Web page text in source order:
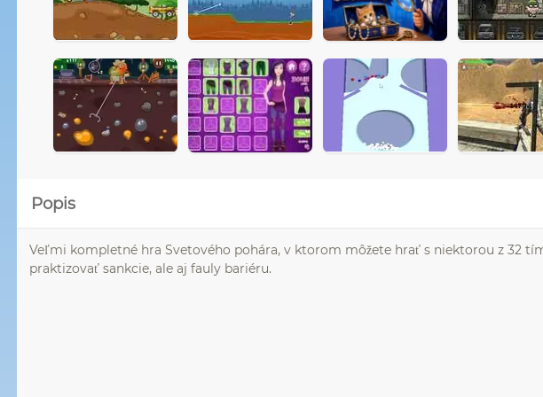
Popis
Veľmi kompletné hra Svetového pohára, v ktorom môžete hrať s niektorou z 32
praktizovať sankcie, ale aj fauly bariéru.